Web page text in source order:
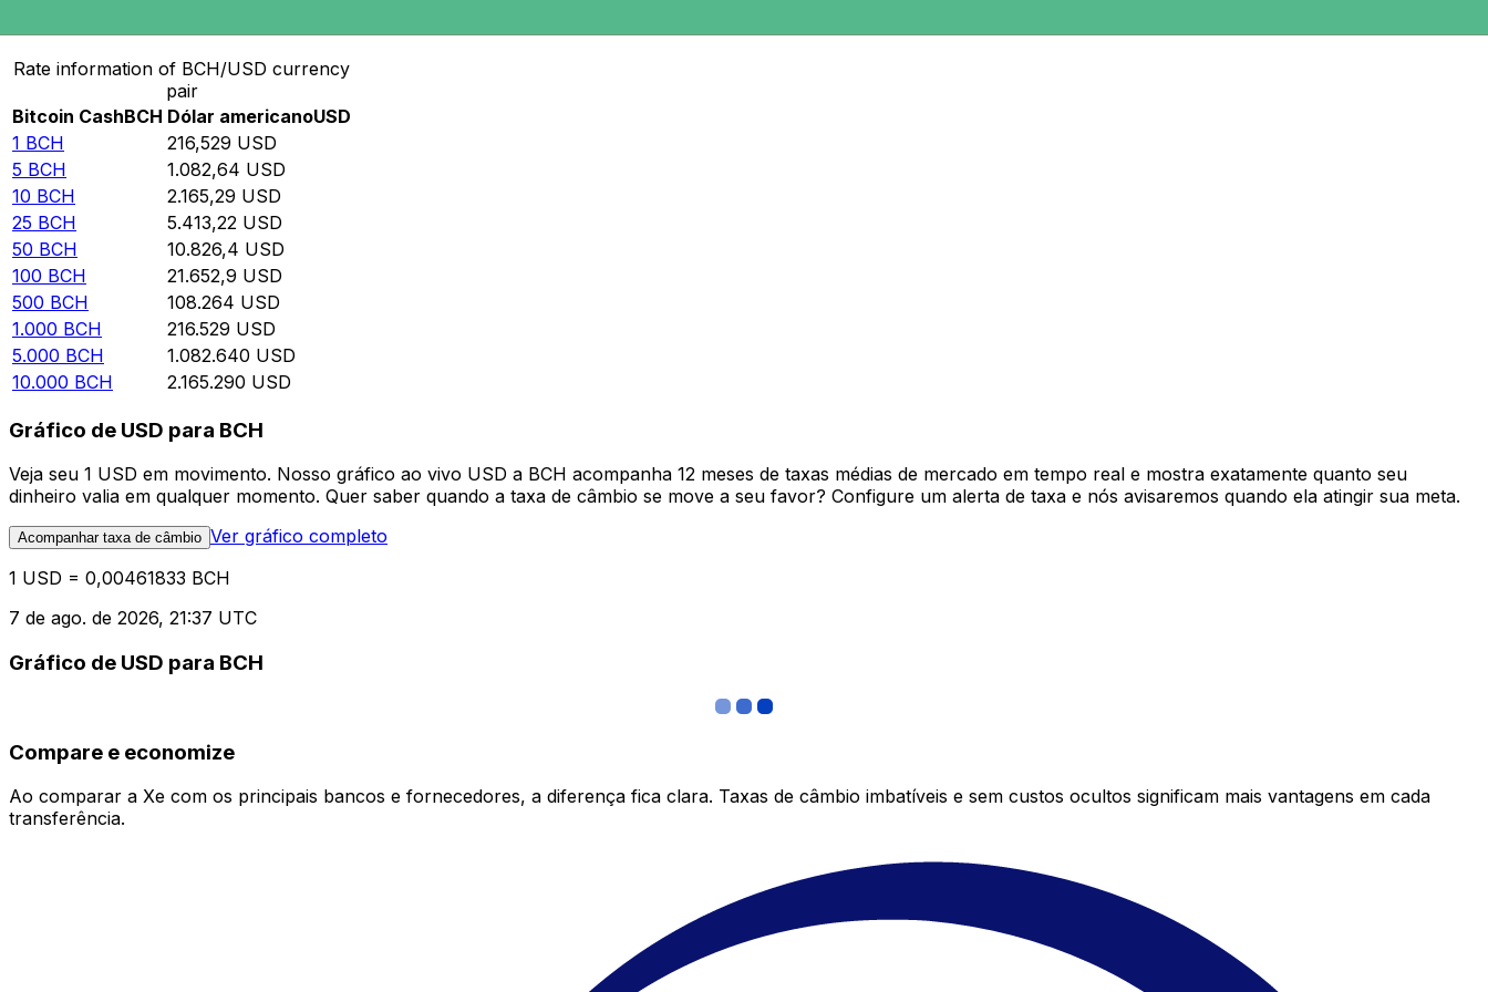
Rate information of BCH/USD currency
pair
Bitcoin CashBCH Dólar americanoUSD
1 BCH 216,529 USD
5 BCH 1.082,64 USD
10 BCH 2.165,29 USD
25 BCH 5.413,22 USD
50 BCH 10.826,4 USD
100 BCH 21.652,9 USD
500 BCH 108.264 USD
1.000 BCH 216.529 USD
5.000 BCH 1.082.640 USD
10.000 BCH 2.165.290 USD
Gráfico de USD para BCH
Veja seu 1 USD em movimento. Nosso gráfico ao vivo USD a BCH acompanha 12 meses de taxas médias de mercado em tempo real e mostra exatamente quanto seu
dinheiro valia em qualquer momento. Quer saber quando a taxa de câmbio se move a seu favor? Configure um alerta de taxa e nós avisaremos quando ela atingir sua meta.
Acompanhar taxa de câmbio Ver gráfico completo
1 USD = 0,00461833 BCH
7 de ago. de 2026, 21:37 UTC
Gráfico de USD para BCH
Compare e economize
Ao comparar a Xe com os principais bancos e fornecedores, a diferença fica clara. Taxas de câmbio imbatíveis e sem custos ocultos significam mais vantagens em cada
transferência.